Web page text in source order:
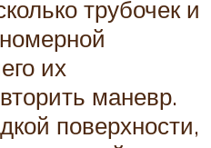
трубочек и
их
маневр.
поверхности,